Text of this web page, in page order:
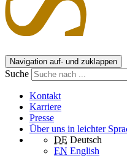
Navigation auf- und zuklappen
Suche
Kontakt
Karriere
Presse
Über uns in leichter
DE Deutsch
EN English